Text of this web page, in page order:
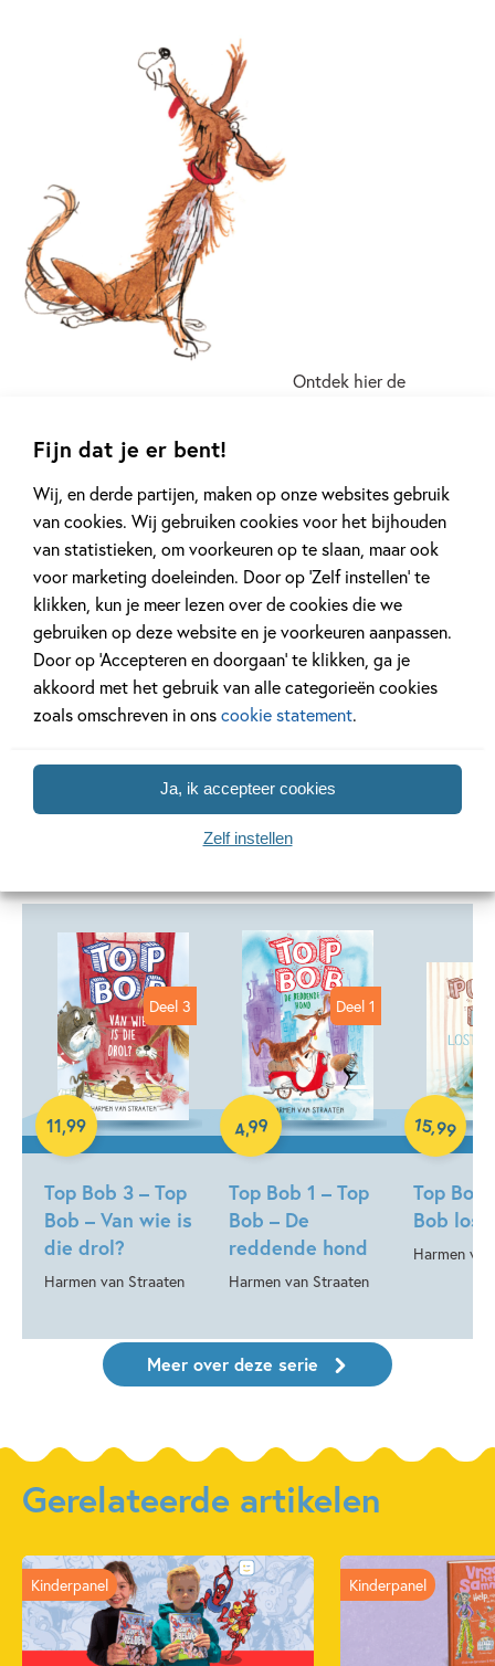
Fijn dat je er bent!
Wij, en derde partijen, maken op onze websites gebruik
van cookies. Wij gebruiken cookies voor het bijhouden
van statistieken, om voorkeuren op te slaan, maar ook
voor marketing doeleinden. Door op ‘Zelf instellen’ te
klikken, kun je meer lezen over de cookies die we
gebruiken op deze website en je voorkeuren aanpassen.
Door op ‘Accepteren en doorgaan’ te klikken, ga je
akkoord met het gebruik van alle categorieën cookies
zoals omschreven in onscookie statement.
Ja, ik accepteer cookies
Zelf instellen
Ontdek hier de
over Top Bob de reddende hond. Top Bob is niet zomaar
een hond. Als zijn baasjes van huis zijn, lost hij mysteries en
misdrijven op. Hij ontsnapt uit kelders, schiet zichzelf af in
een kanon en rijdt op scooters of busjes om boeven te
vangen. Helaas voor Tob Bob gaat altijd een andere hond er
met de eer vandoor. Maar ook al krijgt hij niet altijd de eer
die hij verdient, zijn hondenvrienden weten gelukkig wél
wie de echte held is.
Lees verder
Andere boeken uit de serie 'Top Bob'
Deel 3
Top Bob 3 – Top
Bob – Van wie is
die drol?
Harmen van Straaten
11,99
Hardcover
Deel 1
Top Bob 1 – Top
Bob – De
reddende hond
Harmen van Straaten
4,99
E-book
Top Bob
Bob lost
Harmen
15,99
Hardcover
Meer over deze serie
Gerelateerde artikelen
Kinderpanel Kinderpanel